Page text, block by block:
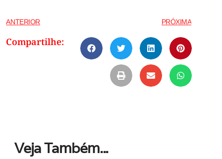
ANTERIOR PRÓXIMA
Compartilhe:
Veja Também...